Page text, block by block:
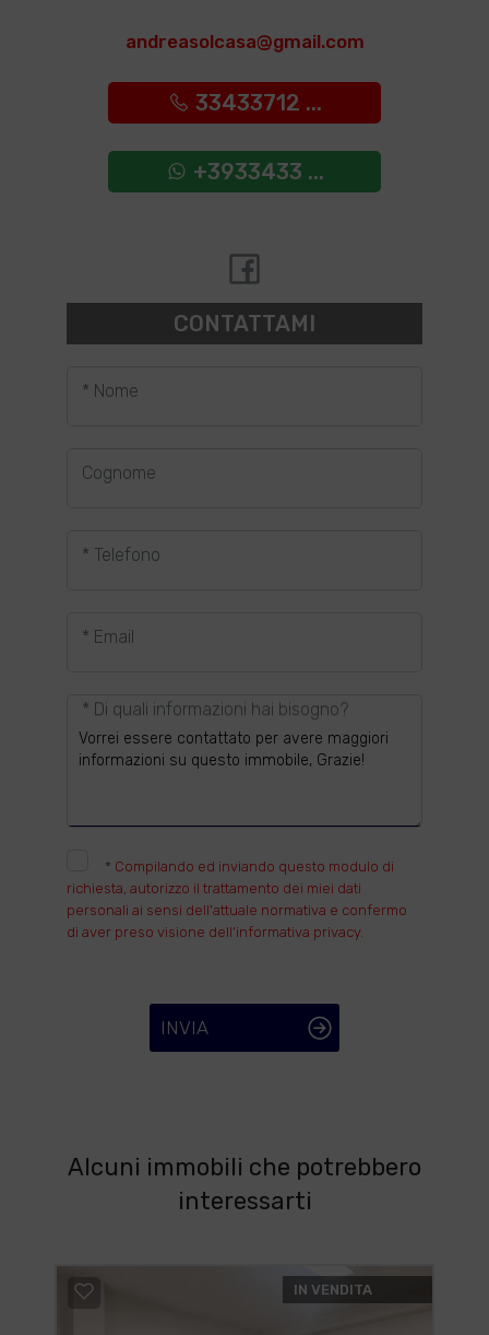
andreasolcasa@gmail.com
33433712 ...
+3933433 ...
CONTATTAMI
* Nome
Cognome
* Telefono
* Email
* Di quali informazioni hai bisogno?
* Compilando ed inviando questo modulo di
richiesta, autorizzo il trattamento dei miei dati
personali ai sensi dell'attuale normativa e confermo
di aver preso visione dell'informativa privacy.
INVIA
Alcuni immobili che potrebbero
interessarti
IN VENDITA